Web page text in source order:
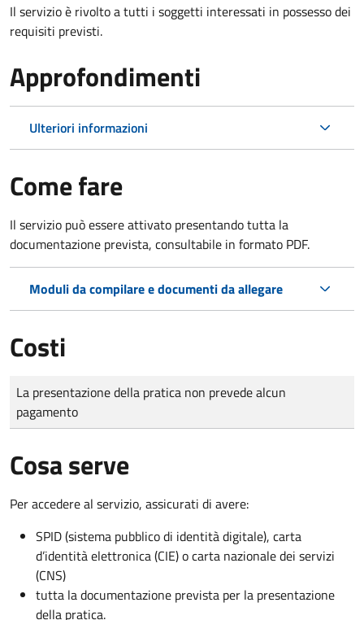
Il servizio è rivolto a tutti i soggetti interessati in possesso dei
requisiti previsti.
Approfondimenti
Ulteriori informazioni
Come fare
Il servizio può essere attivato presentando tutta la
documentazione prevista, consultabile in formato PDF.
Moduli da compilare e documenti da allegare
Costi
Tipo di pagamento
Importo
La presentazione della pratica non prevede alcun
pagamento
Cosa serve
Per accedere al servizio, assicurati di avere:
SPID (sistema pubblico di identità digitale), carta
d’identità elettronica (CIE) o carta nazionale dei servizi
(CNS)
tutta la documentazione prevista per la presentazione
della pratica.